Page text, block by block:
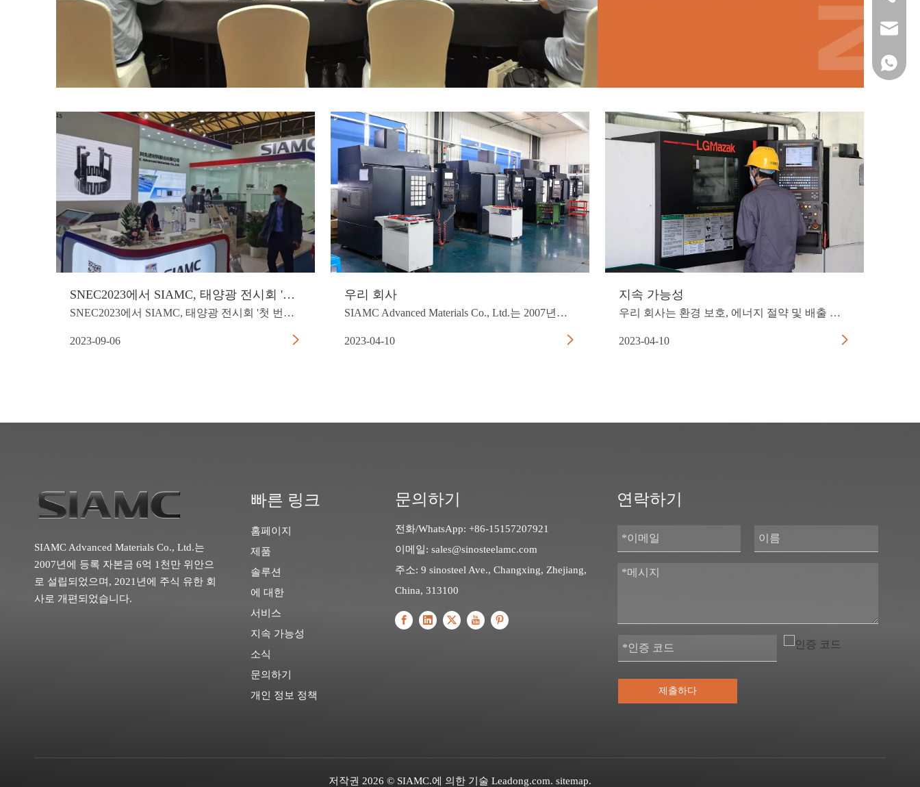
SNEC2023에서 SIAMC, 태양광 전시회 '첫 번째 쇼'로 주목
SNEC2023에서 SIAMC, 태양광 전시회 '첫 번째 쇼'로 주목을 끌다SIAMC는 중국에서 선도적인 기술과 가장 완벽한 제품 사양을 갖춘 대규모 특수 흑연 재료를 개발 및 생산하는 하이테크 기업입니다.회사는 연구를 수행하고 드
2023-09-06
우리 회사
SIAMC Advanced Materials Co., Ltd.는 2007년에 설립되었으며 대규모 고품질 특수 흑연 재료의 선도적인 개발 및 생산업체인 중국의 하이테크 기업이며 저장성 후저우에 2개의 생산 기지를 두고 있습니다. 그리고 닝샤(Ningxia)의 인촨(Yinchuan)의 총 면적은 대략
2023-04-10
지속 가능성
우리 회사는 환경 보호, 에너지 절약 및 배출 감소를 매우 중요하게 생각합니다.생산과정에서 발생하는 오염물질에 대해 소각, 탈황, 탈질 기술을 고도화하여 습식 전기분진 제거 등 효율적인 환경을 지원합니다.
2023-04-10
SIAMC Advanced Materials Co., Ltd.는
2007년에 등록 자본금 6억 1천만 위안으
로 설립되었으며, 2021년에 주식 유한 회
사로 개편되었습니다.
빠른 링크
홈페이지
제품
솔루션
에 대한
서비스
지속 가능성
소식
문의하기
개인 정보 정책
문의하기
전화/WhatsApp: +86-15157207921
이메일: sales@sinosteelamc.com
주소: 9 sinosteel Ave., Changxing, Zhejiang,
China, 313100
연락하기
제출하다
저작권 2026 © SIAMC.에 의한 기술 Leadong.com. sitemap.